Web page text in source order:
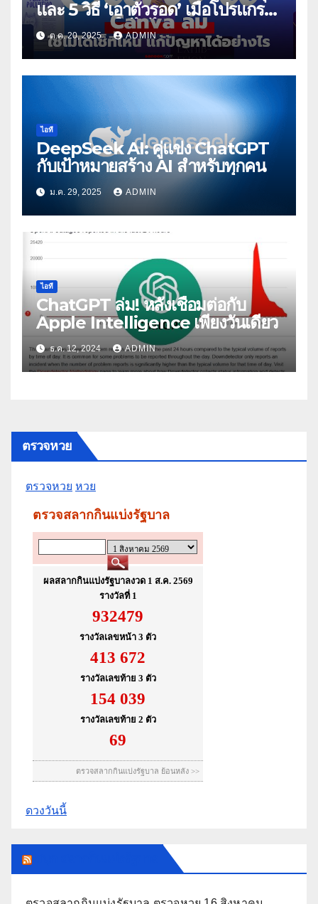
และ 5 วิธี ‘เอาตัวรอด’ เมื่อโปรแกรม
ทำมาหากินใช้ไม่ได้
ต.ค. 20, 2025 ADMIN
ไอที
DeepSeek AI: คู่แข่ง ChatGPT
กับเป้าหมายสร้าง AI สำหรับทุกคน
ม.ค. 29, 2025 ADMIN
ไอที
ChatGPT ล่ม! หลังเชื่อมต่อกับ
Apple Intelligence เพียงวันเดียว
ธ.ค. 12, 2024 ADMIN
ตรวจหวย
ตรวจหวย หวย
ดวงวันนี้